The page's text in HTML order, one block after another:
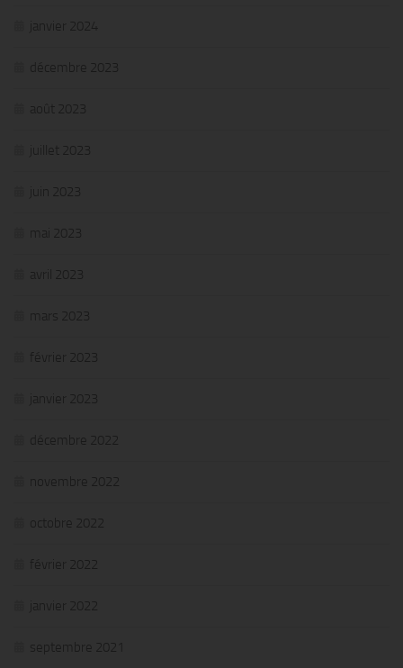
janvier 2024
décembre 2023
août 2023
juillet 2023
juin 2023
mai 2023
avril 2023
mars 2023
février 2023
janvier 2023
décembre 2022
novembre 2022
octobre 2022
février 2022
janvier 2022
septembre 2021